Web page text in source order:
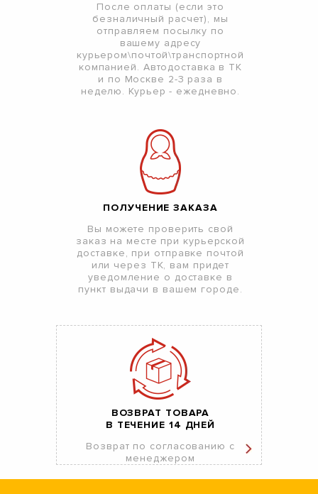
После оплаты (если это
безналичный расчет), мы
отправляем посылку по
вашему адресу
курьером\почтой\транспортной
компанией. Автодоставка в ТК
и по Москве 2-3 раза в
неделю. Курьер - ежедневно.
ПОЛУЧЕНИЕ ЗАКАЗА
Вы можете проверить свой
заказ на месте при курьерской
доставке, при отправке почтой
или через ТК, вам придет
уведомление о доставке в
пункт выдачи в вашем городе.
ВОЗВРАТ ТОВАРА
В ТЕЧЕНИЕ 14 ДНЕЙ
Возврат по согласованию с
менеджером